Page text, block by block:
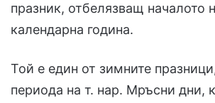
празник, отбелязващ началото
календарна година.
Той е един от зимните
периода на т. нар. Мръсни дни,